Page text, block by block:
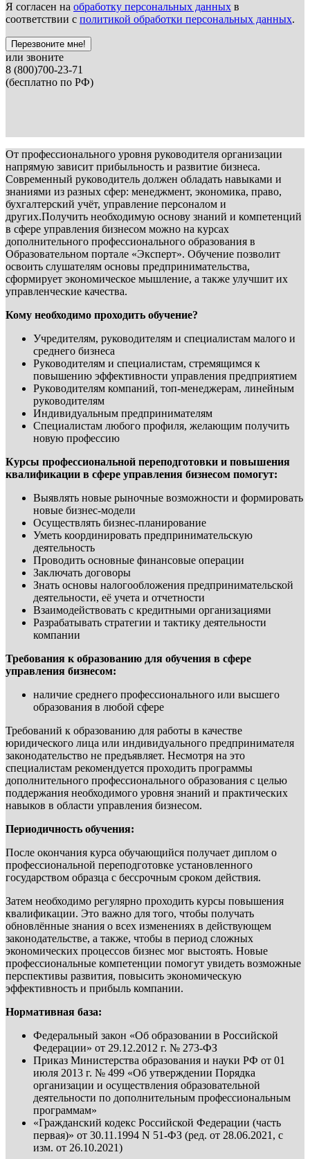
Я согласен на обработку персональных данных в
соответствии с политикой обработки персональных данных.
Перезвоните мне!
или звоните
8 (800)700-23-71
(бесплатно по РФ)
От профессионального уровня руководителя организации
напрямую зависит прибыльность и развитие бизнеса.
Современный руководитель должен обладать навыками и
знаниями из разных сфер: менеджмент, экономика, право,
бухгалтерский учёт, управление персоналом и
других.Получить необходимую основу знаний и компетенций
в сфере управления бизнесом можно на курсах
дополнительного профессионального образования в
Образовательном портале «Эксперт». Обучение позволит
освоить слушателям основы предпринимательства,
сформирует экономическое мышление, а также улучшит их
управленческие качества.
Кому необходимо проходить обучение?
Учредителям, руководителям и специалистам малого и
среднего бизнеса
Руководителям и специалистам, стремящимся к
повышению эффективности управления предприятием
Руководителям компаний, топ-менеджерам, линейным
руководителям
Индивидуальным предпринимателям
Специалистам любого профиля, желающим получить
новую профессию
Курсы профессиональной переподготовки и повышения
квалификации в сфере управления бизнесом помогут:
Выявлять новые рыночные возможности и формировать
новые бизнес-модели
Осуществлять бизнес-планирование
Уметь координировать предпринимательскую
деятельность
Проводить основные финансовые операции
Заключать договоры
Знать основы налогообложения предпринимательской
деятельности, её учета и отчетности
Взаимодействовать с кредитными организациями
Разрабатывать стратегии и тактику деятельности
компании
Требования к образованию для обучения в сфере
управления бизнесом:
наличие среднего профессионального или высшего
образования в любой сфере
Требований к образованию для работы в качестве
юридического лица или индивидуального предпринимателя
законодательство не предъявляет. Несмотря на это
специалистам рекомендуется проходить программы
дополнительного профессионального образования с целью
поддержания необходимого уровня знаний и практических
навыков в области управления бизнесом.
Периодичность обучения:
После окончания курса обучающийся получает диплом о
профессиональной переподготовке установленного
государством образца с бессрочным сроком действия.
Затем необходимо регулярно проходить курсы повышения
квалификации. Это важно для того, чтобы получать
обновлённые знания о всех изменениях в действующем
законодательстве, а также, чтобы в период сложных
экономических процессов бизнес мог выстоять. Новые
профессиональные компетенции помогут увидеть возможные
перспективы развития, повысить экономическую
эффективность и прибыль компании.
Нормативная база:
Федеральный закон «Об образовании в Российской
Федерации» от 29.12.2012 г. № 273-ФЗ
Приказ Министерства образования и науки РФ от 01
июля 2013 г. № 499 «Об утверждении Порядка
организации и осуществления образовательной
деятельности по дополнительным профессиональным
программам»
«Гражданский кодекс Российской Федерации (часть
первая)» от 30.11.1994 N 51-ФЗ (ред. от 28.06.2021, с
изм. от 26.10.2021)